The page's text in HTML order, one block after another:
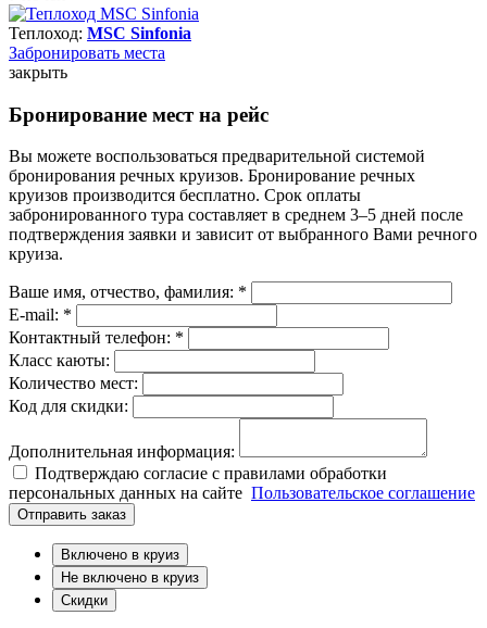
Теплоход: MSC Sinfonia
Забронировать места
закрыть
Бронирование мест на рейс
Вы можете воспользоваться предварительной системой
бронирования речных круизов. Бронирование речных
круизов производится бесплатно. Срок оплаты
забронированного тура составляет в среднем 3–5 дней после
подтверждения заявки и зависит от выбранного Вами речного
круиза.
Ваше имя, отчество, фамилия: *
E-mail: *
Контактный телефон: *
Класс каюты:
Количество мест:
Код для скидки:
Дополнительная информация:
Подтверждаю согласие с правилами обработки
персональных данных на сайте Пользовательское соглашение
Отправить заказ
Включено в круиз
Не включено в круиз
Скидки